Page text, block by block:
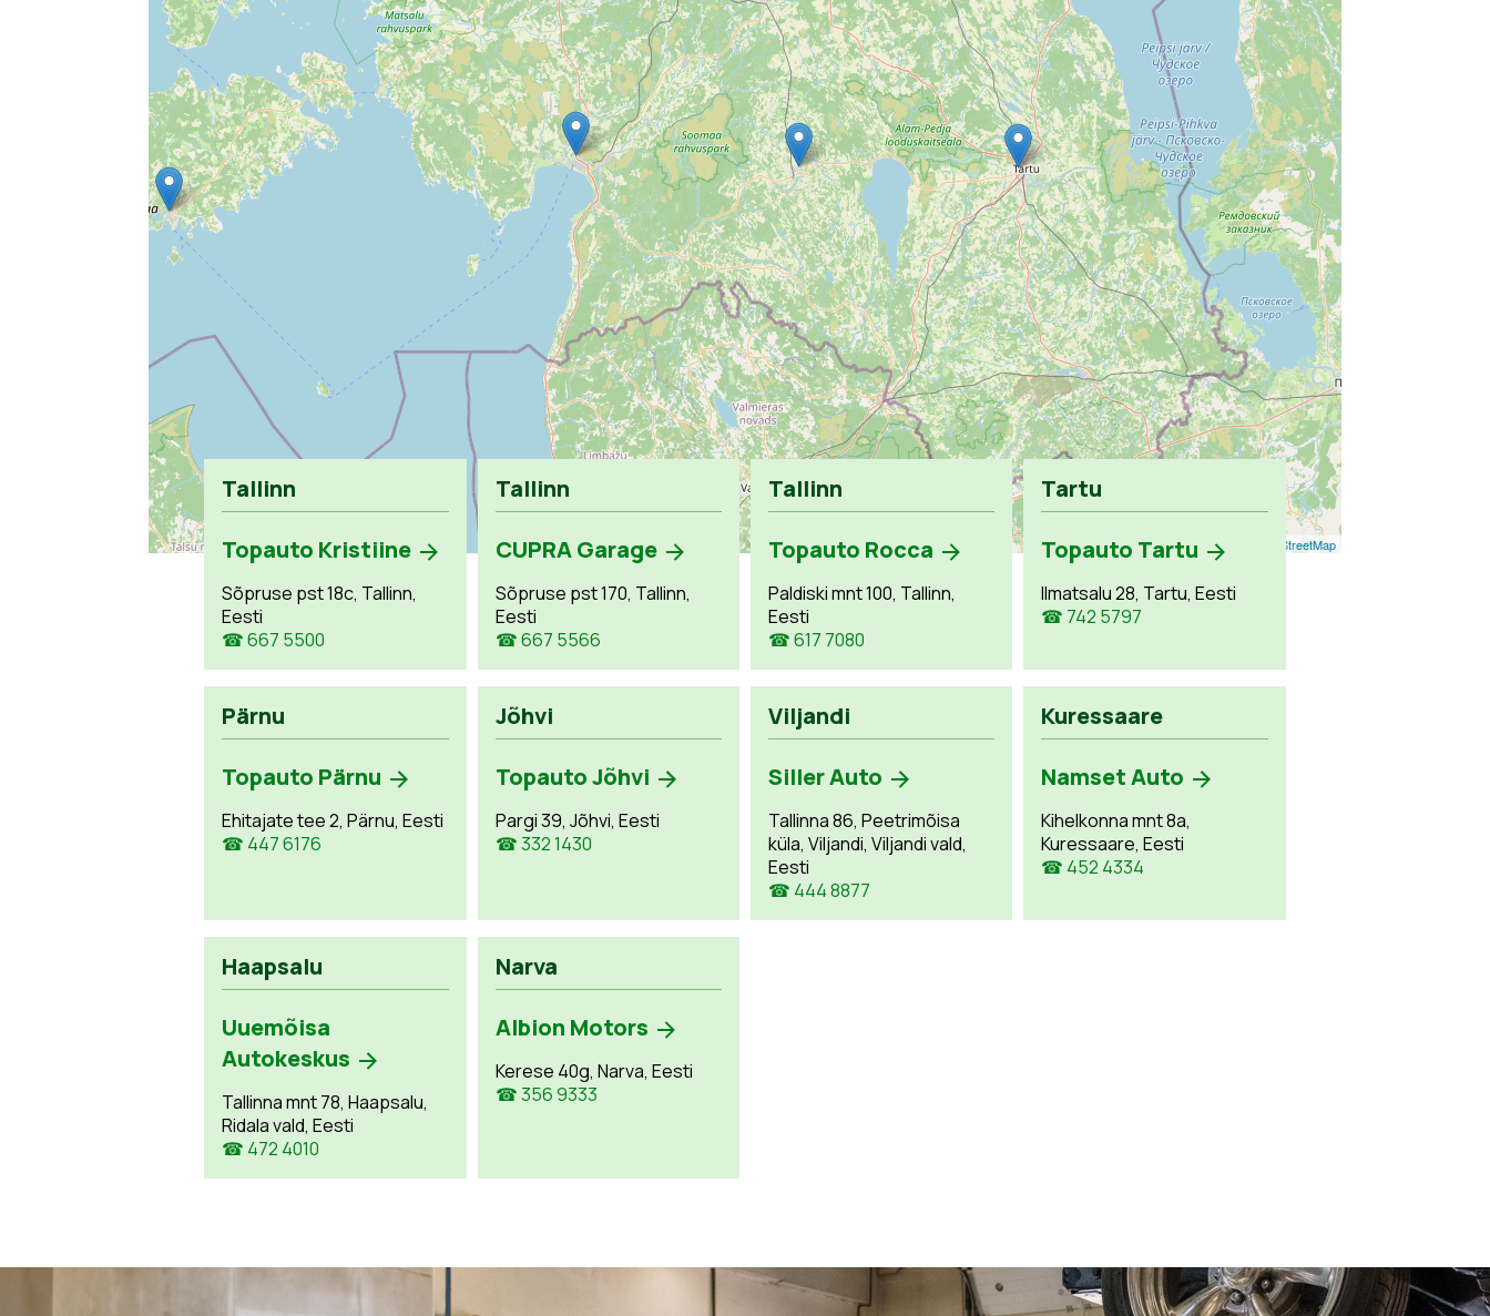
Leaflet OpenStreetMap
Tallinn
Topauto Kristiine
Sõpruse pst 18c, Tallinn,
Eesti
☎ 667 5500
Tallinn
CUPRA Garage
Sõpruse pst 170, Tallinn,
Eesti
☎ 667 5566
Tallinn
Topauto Rocca
Paldiski mnt 100, Tallinn,
Eesti
☎ 617 7080
Tartu
Topauto Tartu
Ilmatsalu 28, Tartu, Eesti
☎ 742 5797
Pärnu
Topauto Pärnu
Ehitajate tee 2, Pärnu, Eesti
☎ 447 6176
Jõhvi
Topauto Jõhvi
Pargi 39, Jõhvi, Eesti
☎ 332 1430
Viljandi
Siller Auto
Tallinna 86, Peetrimõisa
küla, Viljandi, Viljandi vald,
Eesti
☎ 444 8877
Kuressaare
Namset Auto
Kihelkonna mnt 8a,
Kuressaare, Eesti
☎ 452 4334
Haapsalu
Uuemõisa
Autokeskus
Tallinna mnt 78, Haapsalu,
Ridala vald, Eesti
☎ 472 4010
Narva
Albion Motors
Kerese 40g, Narva, Eesti
☎ 356 9333